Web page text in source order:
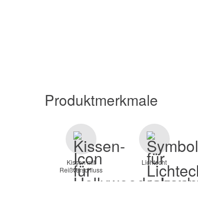
Produktmerkmale
Kissen mit
Reißverschluss
Lichtecht